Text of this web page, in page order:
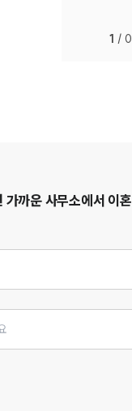
1 /0
가까운 사무소에서 이혼